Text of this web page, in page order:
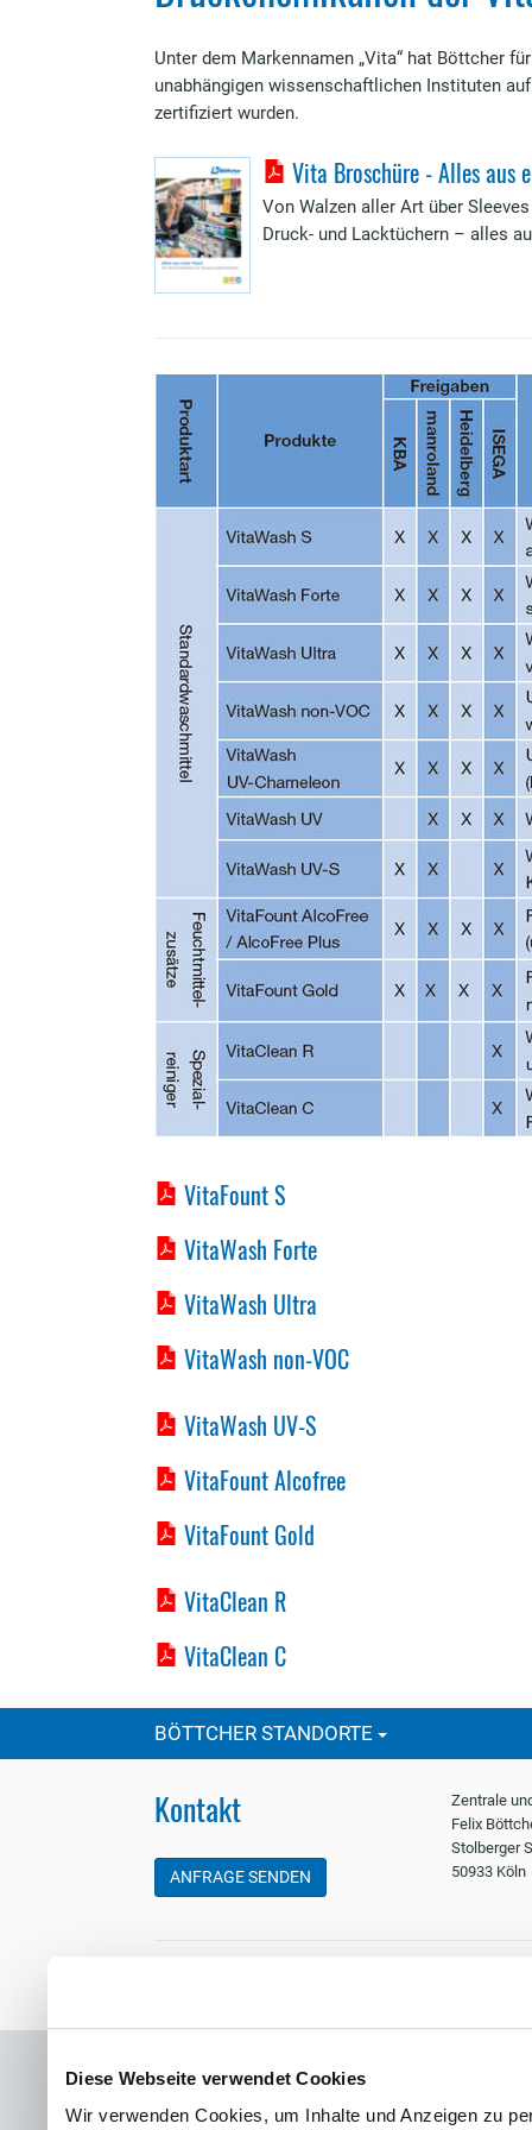
Diese Webseite verwendet Cookies
Wir verwenden Cookies, um Inhalte und Anzeigen zu
Unter dem Markennamen „Vita“ hat Böttcher
unabhängigen wissenschaftlichen Instituten
zertifiziert wurden.
Vita Broschüre - Alles aus
Von Walzen aller Art über
Druck- und Lacktüchern – alles
VitaFount S
VitaWash Forte
VitaWash Ultra
VitaWash non-VOC
VitaWash UV-S
VitaFount Alcofree
VitaFount Gold
VitaClean R
VitaClean C
BÖTTCHER STANDORTE
Kontakt
ANFRAGE SENDEN
Zentrale
Felix
Stolberger
50933 Köln